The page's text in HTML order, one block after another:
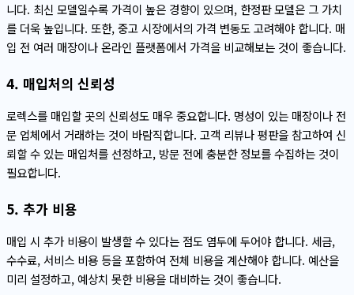
니다. 최신 모델일수록 가격이 높은 경향이 있으며, 한정판 모델은 그 가치
를 더욱 높입니다. 또한, 중고 시장에서의 가격 변동도 고려해야 합니다. 매
입 전 여러 매장이나 온라인 플랫폼에서 가격을 비교해보는 것이 좋습니다.
4. 매입처의 신뢰성
로렉스를 매입할 곳의 신뢰성도 매우 중요합니다. 명성이 있는 매장이나 전
문 업체에서 거래하는 것이 바람직합니다. 고객 리뷰나 평판을 참고하여 신
뢰할 수 있는 매입처를 선정하고, 방문 전에 충분한 정보를 수집하는 것이
필요합니다.
5. 추가 비용
매입 시 추가 비용이 발생할 수 있다는 점도 염두에 두어야 합니다. 세금,
수수료, 서비스 비용 등을 포함하여 전체 비용을 계산해야 합니다. 예산을
미리 설정하고, 예상치 못한 비용을 대비하는 것이 좋습니다.